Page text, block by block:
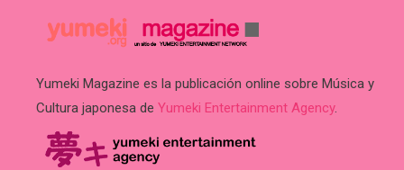
Yumeki Magazine es la publicación online sobre Música y
Cultura japonesa de Yumeki Entertainment Agency.